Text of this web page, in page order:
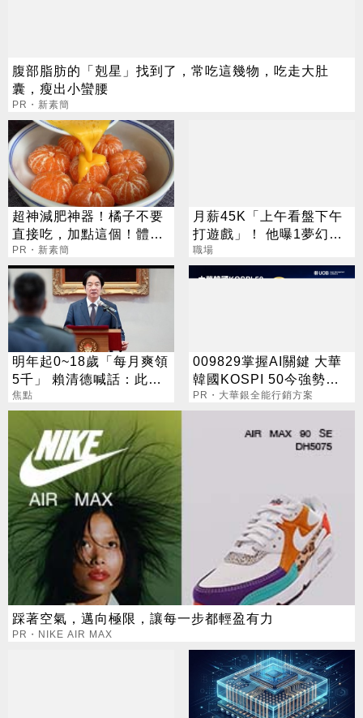
腹部脂肪的「剋星」找到了，常吃這幾物，吃走大肚
囊，瘦出小蠻腰
PR・新素簡
超神減肥神器！橘子不要
直接吃，加點這個！體重
天天下降
PR・新素簡
月薪45K「上午看盤下午
打遊戲」！ 他曝1夢幻職
業 網嘆：比保全爽
職場
明年起0~18歲「每月爽領
5千」 賴清德喊話：此時
不生待何時
焦點
009829掌握AI關鍵 大華
韓國KOSPI 50今強勢開
募
PR・大華銀全能行銷方案
踩著空氣，邁向極限，讓每一步都輕盈有力
PR・NIKE AIR MAX